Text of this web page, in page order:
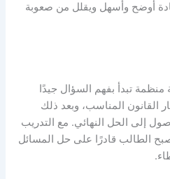
أوضح وأسهل ويقلل من صعوبة
تبدأ بفهم السؤال جيدًا
القانون المناسب، وبعد ذلك
إلى الحل النهائي. مع التدريب
الطالب قادرًا على حل المسائل